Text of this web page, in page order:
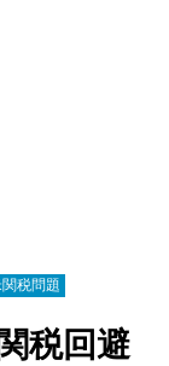
税問題
税回避